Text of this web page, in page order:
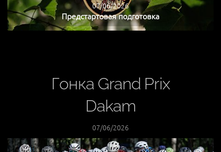
07/06/2026
Предстартовая подготовка
Гонка Grand Prix
Dakam
07/06/2026